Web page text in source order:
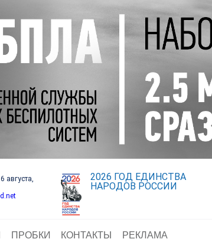
6 августа,
2026 ГОД ЕДИНСТВА
НАРОДОВ РОССИИ
ПРОБКИ КОНТАКТЫ РЕКЛАМА